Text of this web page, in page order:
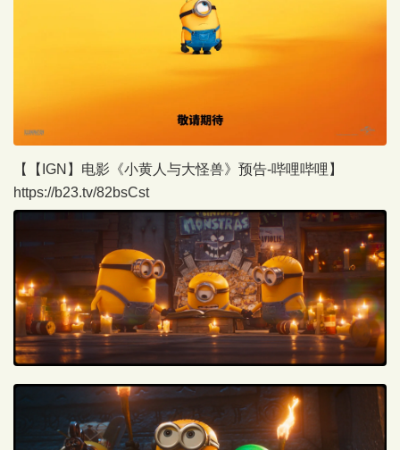
【【IGN】电影《小黄人与大怪兽》预告-哔哩哔哩】
https://b23.tv/82bsCst